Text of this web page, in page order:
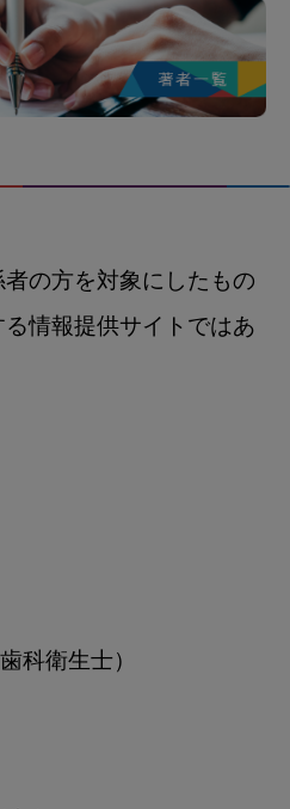
の方を対象にしたもの
情報提供サイトではあ
科衛生士）